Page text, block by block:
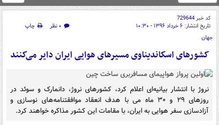
کد خبر729644
تاریخ انتشار: ۶ خرداد ۱۳۹۶ - ۱۰:۳۰ ۰ نظر
چاپ
جهان
کشورهای اسکاندیناوی مسیرهای هوایی ایران دایر می‌کنند
نروژ با انتشار بیانیه‌ای اعلام کرد، کشورهای نروژ، دانمارک و سوئد در
روزهای ۲۹ و ۳۰ ماه می با هدف انعقاد موافقتنامه‌های نوسازی و
آزادسازی سفر هوایی به ایران، با مقامات این کشور مذاکره خواهند کرد.